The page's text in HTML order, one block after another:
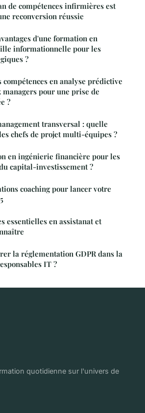
de compétences infirmières est
reconversion réussie
d'une formation en
informationnelle pour les
?
compétences en analyse prédictive
managers pour une prise de
?
transversal : quelle
chefs de projet multi-équipes ?
en ingénierie financière pour les
capital-investissement ?
coaching pour lancer votre
essentielles en assistanat et
la réglementation GDPR dans la
IT ?
quotidienne sur l'univers de